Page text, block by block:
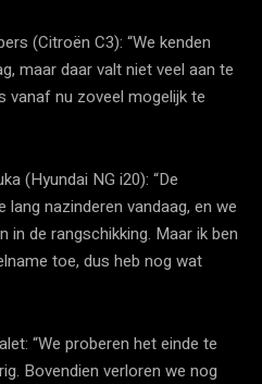
(Citroën C3): “We kenden
maar daar valt niet veel aan te
vanaf nu zoveel mogelijk te
(Hyundai NG i20): “De
nazinderen vandaag, en we
in de rangschikking. Maar ik ben
toe, dus heb nog wat
“We proberen het einde te
Bovendien verloren we nog